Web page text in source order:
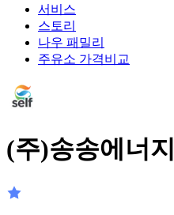
서비스
스토리
나우 패밀리
주유소 가격비교
(주)송송에너지